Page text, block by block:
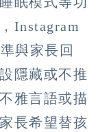
Instagram
與家長回
隱藏或不推
雅言語或描
長希望替孩